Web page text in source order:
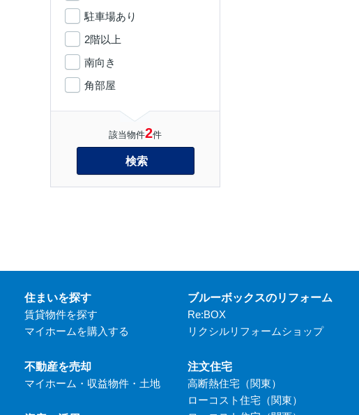
駐車場あり
2階以上
南向き
角部屋
該当物件2件
検索
住まいを探す
賃貸物件を探す
マイホームを購入する
不動産を売却
マイホーム・収益物件・土地
ブルーボックスのリフォーム
Re:BOX
リクシルリフォームショップ
注文住宅
高断熱住宅（関東）
ローコスト住宅（関東）